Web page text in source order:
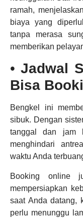
ramah,
biaya yang
tanpa merasa
memberikan
•Jadwal
Bisa
Bengkel ini
sibuk. Dengan
tanggal dan jam
menghindari
waktu Anda
Booking online
mempersiapkan
saat Anda datang,
perlu menunggu